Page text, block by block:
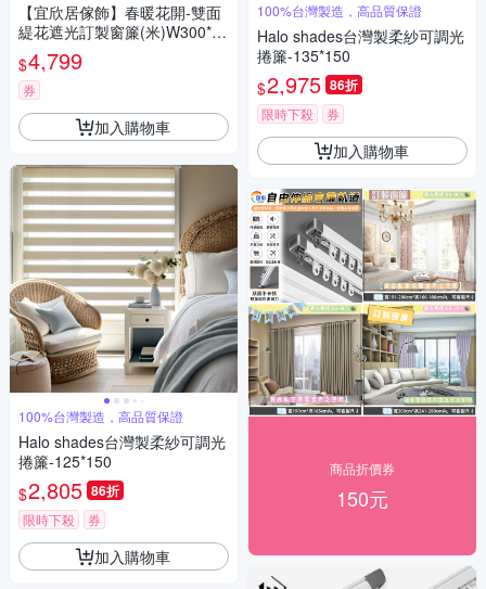
【宜欣居傢飾】春暖花開-雙面
緹花遮光訂製窗簾(米)W300*H
241-280cm以內*2片/台灣製
$4,799
券
加入購物車
100%台灣製造，高品質保證
Halo shades台灣製柔紗可調光
捲簾-125*150
$2,805 86折
限時下殺 券
加入購物車
100%台灣製造，高品質保證
Halo shades台灣製柔紗可調光
捲簾-135*150
$2,975 86折
限時下殺 券
加入購物車
商品折價券
150元